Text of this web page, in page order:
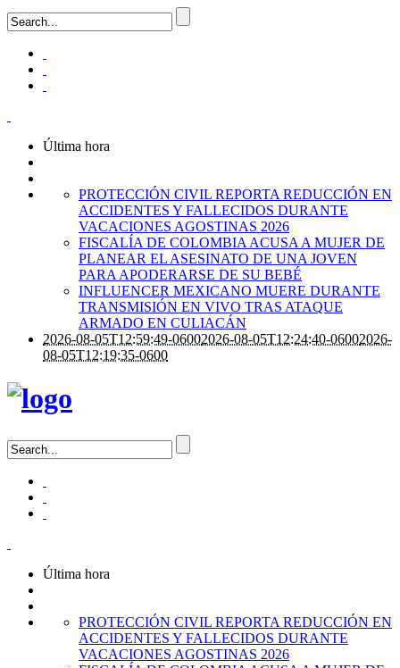
Última hora
PROTECCIÓN CIVIL REPORTA REDUCCIÓN EN
ACCIDENTES Y FALLECIDOS DURANTE
VACACIONES AGOSTINAS 2026
FISCALÍA DE COLOMBIA ACUSA A MUJER DE
PLANEAR EL ASESINATO DE UNA JOVEN
PARA APODERARSE DE SU BEBÉ
INFLUENCER MEXICANO MUERE DURANTE
TRANSMISIÓN EN VIVO TRAS ATAQUE
ARMADO EN CULIACÁN
2026-08-05T12:59:49-06002026-08-05T12:24:40-06002026-
08-05T12:19:35-0600
Última hora
PROTECCIÓN CIVIL REPORTA REDUCCIÓN EN
ACCIDENTES Y FALLECIDOS DURANTE
VACACIONES AGOSTINAS 2026